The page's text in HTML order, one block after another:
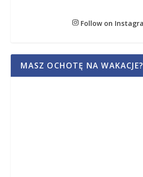
Follow on
MASZ OCHOTĘ NA WAKACJE?